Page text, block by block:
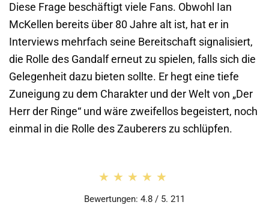
Diese Frage beschäftigt viele Fans. Obwohl Ian
McKellen bereits über 80 Jahre alt ist, hat er in
Interviews mehrfach seine Bereitschaft signalisiert,
die Rolle des Gandalf erneut zu spielen, falls sich die
Gelegenheit dazu bieten sollte. Er hegt eine tiefe
Zuneigung zu dem Charakter und der Welt von „Der
Herr der Ringe“ und wäre zweifellos begeistert, noch
einmal in die Rolle des Zauberers zu schlüpfen.
★★★★★
★★★★★
Bewertungen: 4.8 / 5. 211